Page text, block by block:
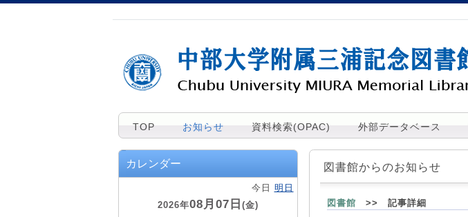
TOP お知らせ 資料検索(OPAC) 外部データベース
カレンダー
今日 明日
2026年08月07日 (金)
図書館からのお知らせ
図書館 >> 記事詳細